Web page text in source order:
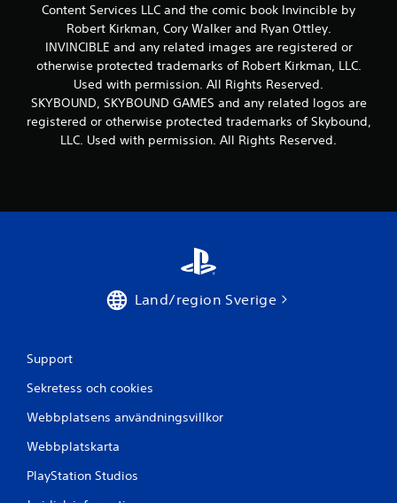
Content Services LLC and the comic book Invincible by
Robert Kirkman, Cory Walker and Ryan Ottley.
INVINCIBLE and any related images are registered or
otherwise protected trademarks of Robert Kirkman, LLC.
Used with permission. All Rights Reserved.
SKYBOUND, SKYBOUND GAMES and any related logos are
registered or otherwise protected trademarks of Skybound,
LLC. Used with permission. All Rights Reserved.
Land/region Sverige
Support
Sekretess och cookies
Webbplatsens användningsvillkor
Webbplatskarta
PlayStation Studios